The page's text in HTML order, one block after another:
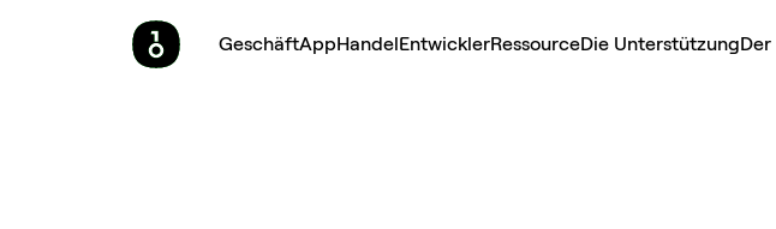
GeschäftAppHandelEntwicklerRessourceDie UnterstützungDer